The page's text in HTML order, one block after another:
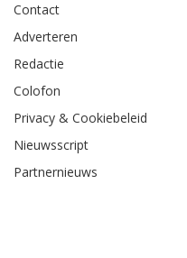
Contact
Adverteren
Redactie
Colofon
Privacy & Cookiebeleid
Nieuwsscript
Partnernieuws